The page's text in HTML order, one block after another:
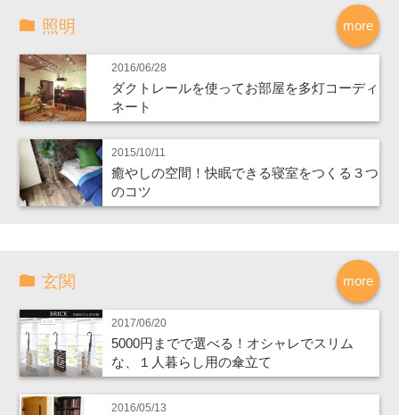
more
照明
2016/06/28
ダクトレールを使ってお部屋を多灯コーディ
ネート
2015/10/11
癒やしの空間！快眠できる寝室をつくる３つ
のコツ
more
玄関
2017/06/20
5000円までで選べる！オシャレでスリム
な、１人暮らし用の傘立て
2016/05/13